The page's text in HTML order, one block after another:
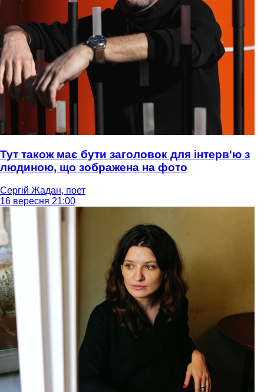
Тут також має бути заголовок для інтерв'ю з
людиною, що зображена на фото
Сергій Жадан, поет
16 вересня 21:00